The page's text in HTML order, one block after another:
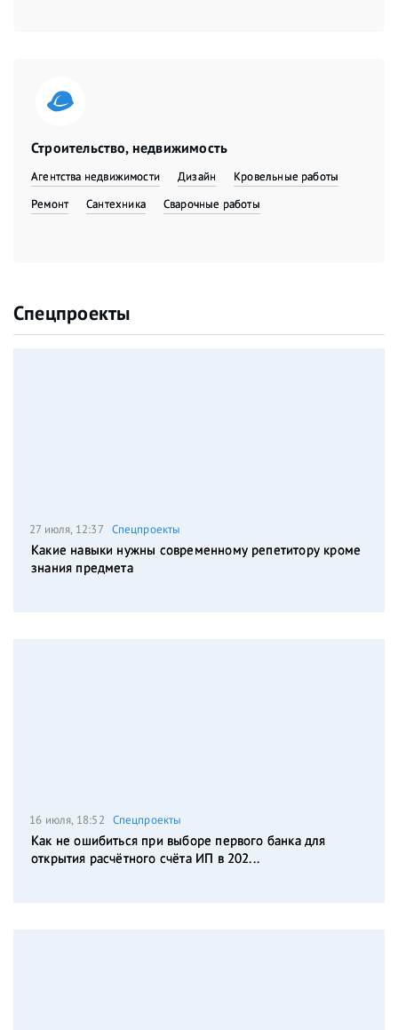
Строительство, недвижимость
Агентства недвижимости Дизайн
Кровельные работы
Ремонт
Сантехника Сварочные работы
Спецпроекты
27 июля, 12:37 Спецпроекты
Какие навыки нужны современному репетитору кроме
знания предмета
16 июля, 18:52 Спецпроекты
Как не ошибиться при выборе первого банка для
открытия расчётного счёта ИП в 202...